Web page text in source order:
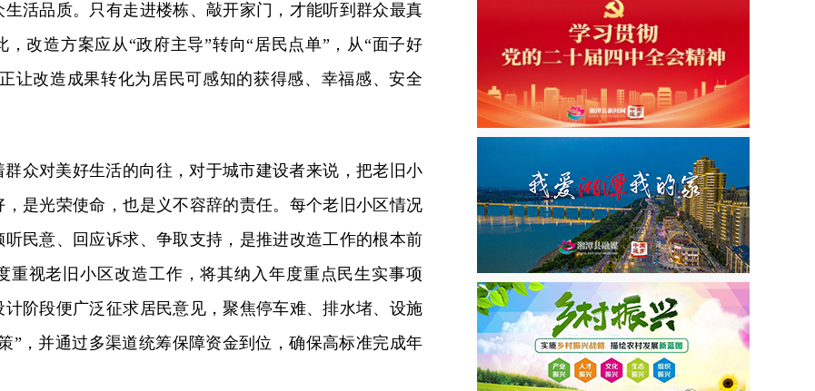
活品质。只有走进楼栋、敲开家门，才能听到群众最真
，改造方案应从“政府主导”转向“居民点单”，从“面子好
让改造成果转化为居民可感知的获得感、幸福感、安全
众对美好生活的向往，对于城市建设者来说，把老旧小
，是光荣使命，也是义不容辞的责任。每个老旧小区情况
民意、回应诉求、争取支持，是推进改造工作的根本前
重视老旧小区改造工作，将其纳入年度重点民生实事项
计阶段便广泛征求居民意见，聚焦停车难、排水堵、设施
”，并通过多渠道统筹保障资金到位，确保高标准完成年